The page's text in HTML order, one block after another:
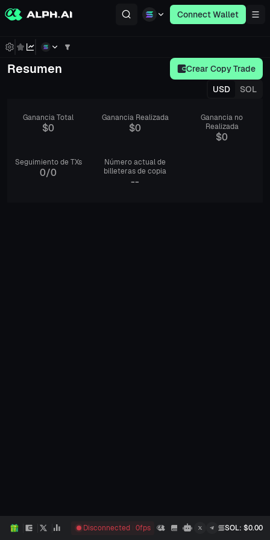
Connect Wallet
Resumen
Crear Copy Trade
USD
SOL
Ganancia Total
$0
Ganancia Realizada
$0
Ganancia no
Realizada
$0
Seguimiento de TXs
0/0
Número actual de
billeteras de copia
--
Disconnected 0fps SOL: $0.00